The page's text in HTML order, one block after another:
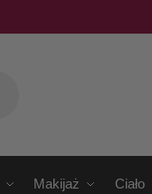
Makijaż Ciało